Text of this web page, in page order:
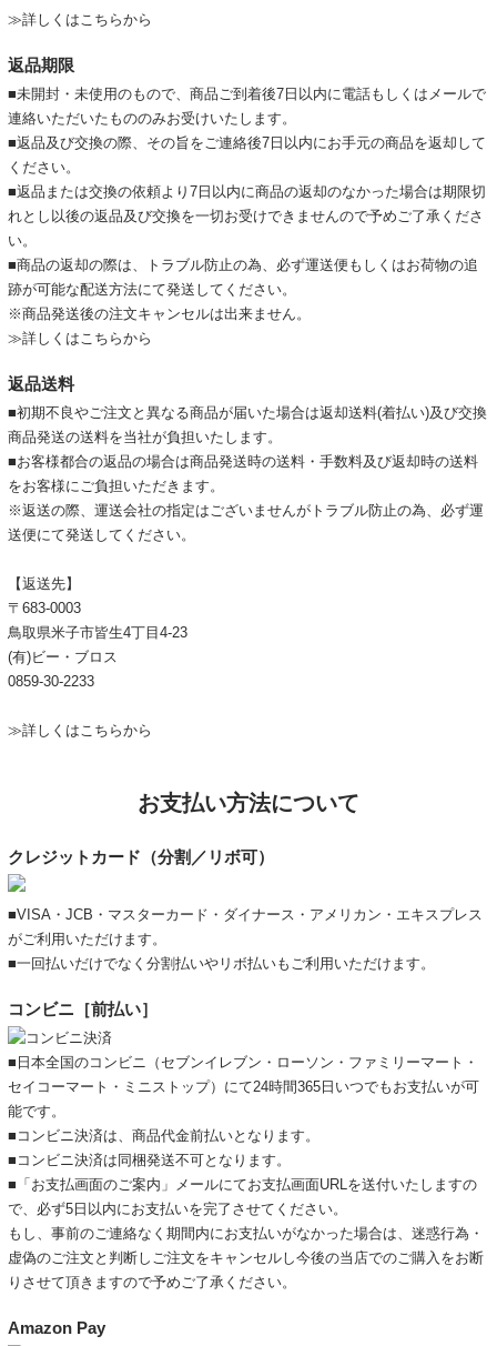
≫詳しくはこちらから
返品期限
■未開封・未使用のもので、商品ご到着後7日以内に電話もしくはメールで
連絡いただいたもののみお受けいたします。
■返品及び交換の際、その旨をご連絡後7日以内にお手元の商品を返却して
ください。
■返品または交換の依頼より7日以内に商品の返却のなかった場合は期限切
れとし以後の返品及び交換を一切お受けできませんので予めご了承くださ
い。
■商品の返却の際は、トラブル防止の為、必ず運送便もしくはお荷物の追
跡が可能な配送方法にて発送してください。
※商品発送後の注文キャンセルは出来ません。
≫詳しくはこちらから
返品送料
■初期不良やご注文と異なる商品が届いた場合は返却送料(着払い)及び交換
商品発送の送料を当社が負担いたします。
■お客様都合の返品の場合は商品発送時の送料・手数料及び返却時の送料
をお客様にご負担いただきます。
※返送の際、運送会社の指定はございませんがトラブル防止の為、必ず運
送便にて発送してください。
【返送先】
〒683-0003
鳥取県米子市皆生4丁目4-23
(有)ビー・ブロス
0859-30-2233
≫詳しくはこちらから
お支払い方法について
クレジットカード（分割／リボ可）
■VISA・JCB・マスターカード・ダイナース・アメリカン・エキスプレス
がご利用いただけます。
■一回払いだけでなく分割払いやリボ払いもご利用いただけます。
コンビニ［前払い］
■日本全国のコンビニ（セブンイレブン・ローソン・ファミリーマート・
セイコーマート・ミニストップ）にて24時間365日いつでもお支払いが可
能です。
■コンビニ決済は、商品代金前払いとなります。
■コンビニ決済は同梱発送不可となります。
■「お支払画面のご案内」メールにてお支払画面URLを送付いたしますの
で、必ず5日以内にお支払いを完了させてください。
もし、事前のご連絡なく期間内にお支払いがなかった場合は、迷惑行為・
虚偽のご注文と判断しご注文をキャンセルし今後の当店でのご購入をお断
りさせて頂きますので予めご了承ください。
Amazon Pay